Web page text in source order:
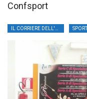
Confsport
SPORT